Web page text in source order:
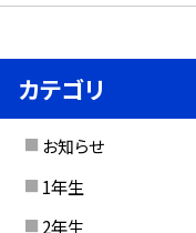
カテゴリ
お知らせ
1年生
2年生